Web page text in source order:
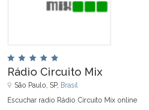
Rádio Circuito Mix
São Paulo, SP, Brasil
Escuchar radio Rádio Circuito Mix online